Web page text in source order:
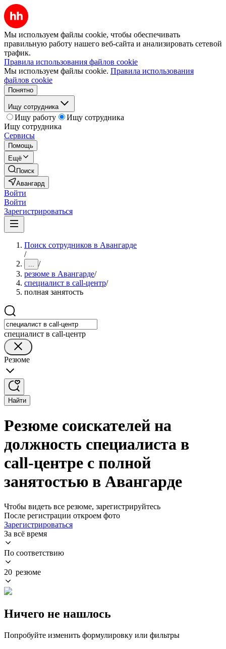
Мы используем файлы cookie, чтобы обеспечивать
правильную работу нашего веб-сайта и анализировать сетевой
трафик.
Правила использования файлов cookie
Мы используем файлы cookie. Правила использования
файлов cookie
Понятно
Ищу сотрудника
Ищу работу
Ищу сотрудника
Ищу сотрудника
Сервисы
Помощь
Ещё
Поиск
Авангард
Войти
Войти
Зарегистрироваться
Поиск сотрудников в Авангарде
/
... /
резюме в Авангарде/
специалист в call-центр/
полная занятость
специалист в call-центр
Резюме
Найти
Резюме соискателей на
должность специалиста в
call-центре с полной
занятостью в Авангарде
Чтобы видеть все резюме, зарегистрируйтесь
После регистрации откроем фото
Зарегистрироваться
За всё время
По соответствию
20 резюме
Ничего не нашлось
Попробуйте изменить формулировку или фильтры